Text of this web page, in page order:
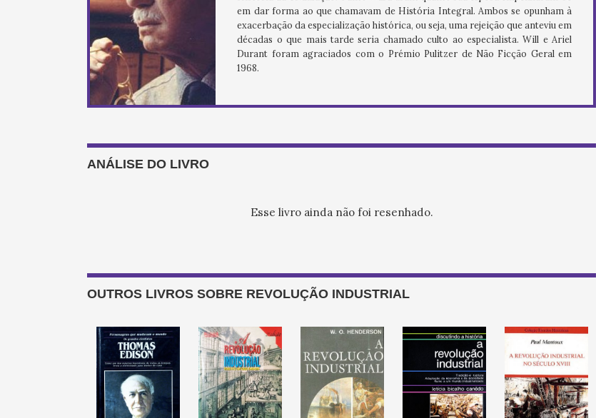
em dar forma ao que chamavam de História Integral. Ambos se opunham à
exacerbação da especialização histórica, ou seja, uma rejeição que anteviu em
décadas o que mais tarde seria chamado culto ao especialista. Will e Ariel
Durant foram agraciados com o Prémio Pulitzer de Não Ficção Geral em
1968.
ANÁLISE DO LIVRO
Esse livro ainda não foi resenhado.
OUTROS LIVROS SOBRE REVOLUÇÃO INDUSTRIAL